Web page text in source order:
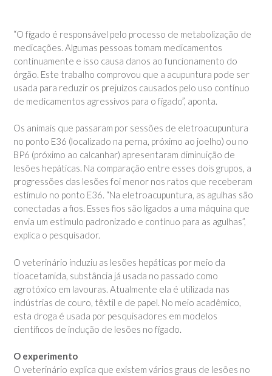
“O fígado é responsável pelo processo de metabolização de
medicações. Algumas pessoas tomam medicamentos
continuamente e isso causa danos ao funcionamento do
órgão. Este trabalho comprovou que a acupuntura pode ser
usada para reduzir os prejuízos causados pelo uso contínuo
de medicamentos agressivos para o fígado”, aponta.
Os animais que passaram por sessões de eletroacupuntura
no ponto E36 (localizado na perna, próximo ao joelho) ou no
BP6 (próximo ao calcanhar) apresentaram diminuição de
lesões hepáticas. Na comparação entre esses dois grupos, a
progressões das lesões foi menor nos ratos que receberam
estímulo no ponto E36. “Na eletroacupuntura, as agulhas são
conectadas a fios. Esses fios são ligados a uma máquina que
envia um estímulo padronizado e contínuo para as agulhas”,
explica o pesquisador.
O veterinário induziu as lesões hepáticas por meio da
tioacetamida, substância já usada no passado como
agrotóxico em lavouras. Atualmente ela é utilizada nas
indústrias de couro, têxtil e de papel. No meio acadêmico,
esta droga é usada por pesquisadores em modelos
científicos de indução de lesões no fígado.
O experimento
O veterinário explica que existem vários graus de lesões no